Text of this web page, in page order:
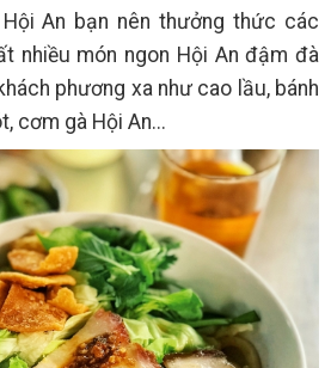
An bạn nên thưởng thức các
nhiều món ngon Hội An đậm đà
phương xa như cao lầu, bánh
cơm gà Hội An...